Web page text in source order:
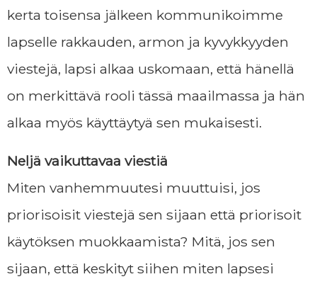
kerta toisensa jälkeen kommunikoimme
lapselle rakkauden, armon ja kyvykkyyden
viestejä, lapsi alkaa uskomaan, että hänellä
on merkittävä rooli tässä maailmassa ja hän
alkaa myös käyttäytyä sen mukaisesti.
Neljä vaikuttavaa viestiä
Miten vanhemmuutesi muuttuisi, jos
priorisoisit viestejä sen sijaan että priorisoit
käytöksen muokkaamista? Mitä, jos sen
sijaan, että keskityt siihen miten lapsesi